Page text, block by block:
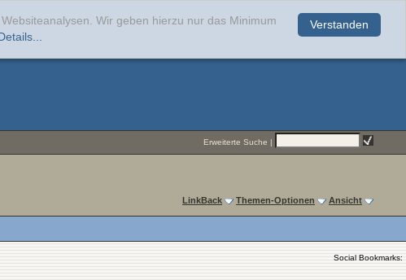
Verstanden
Wir geben hierzu nur das Minimum
Erweiterte Suche |
LinkBack Themen-Optionen Ansicht
Social Bookmarks: